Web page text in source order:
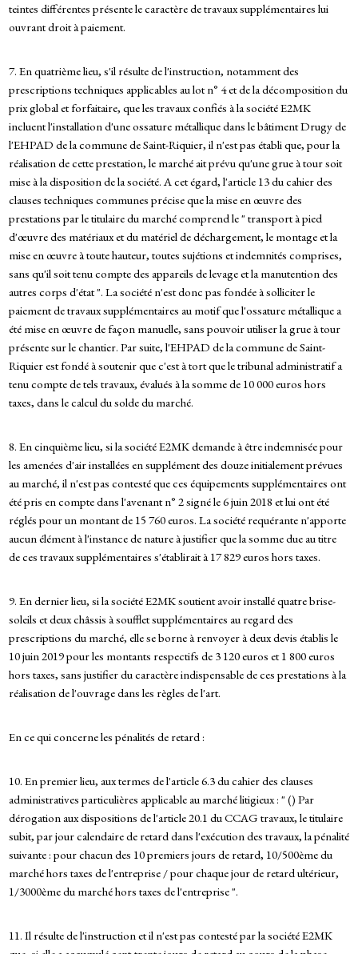
teintes différentes présente le caractère de travaux supplémentaires lui
ouvrant droit à paiement.
7. En quatrième lieu, s'il résulte de l'instruction, notamment des
prescriptions techniques applicables au lot n° 4 et de la décomposition du
prix global et forfaitaire, que les travaux confiés à la société E2MK
incluent l'installation d'une ossature métallique dans le bâtiment Drugy de
l'EHPAD de la commune de Saint-Riquier, il n'est pas établi que, pour la
réalisation de cette prestation, le marché ait prévu qu'une grue à tour soit
mise à la disposition de la société. A cet égard, l'article 13 du cahier des
clauses techniques communes précise que la mise en œuvre des
prestations par le titulaire du marché comprend le " transport à pied
d'œuvre des matériaux et du matériel de déchargement, le montage et la
mise en œuvre à toute hauteur, toutes sujétions et indemnités comprises,
sans qu'il soit tenu compte des appareils de levage et la manutention des
autres corps d'état ". La société n'est donc pas fondée à solliciter le
paiement de travaux supplémentaires au motif que l'ossature métallique a
été mise en œuvre de façon manuelle, sans pouvoir utiliser la grue à tour
présente sur le chantier. Par suite, l'EHPAD de la commune de Saint-
Riquier est fondé à soutenir que c'est à tort que le tribunal administratif a
tenu compte de tels travaux, évalués à la somme de 10 000 euros hors
taxes, dans le calcul du solde du marché.
8. En cinquième lieu, si la société E2MK demande à être indemnisée pour
les amenées d'air installées en supplément des douze initialement prévues
au marché, il n'est pas contesté que ces équipements supplémentaires ont
été pris en compte dans l'avenant n° 2 signé le 6 juin 2018 et lui ont été
réglés pour un montant de 15 760 euros. La société requérante n'apporte
aucun élément à l'instance de nature à justifier que la somme due au titre
de ces travaux supplémentaires s'établirait à 17 829 euros hors taxes.
9. En dernier lieu, si la société E2MK soutient avoir installé quatre brise-
soleils et deux châssis à soufflet supplémentaires au regard des
prescriptions du marché, elle se borne à renvoyer à deux devis établis le
10 juin 2019 pour les montants respectifs de 3 120 euros et 1 800 euros
hors taxes, sans justifier du caractère indispensable de ces prestations à la
réalisation de l'ouvrage dans les règles de l'art.
En ce qui concerne les pénalités de retard :
10. En premier lieu, aux termes de l'article 6.3 du cahier des clauses
administratives particulières applicable au marché litigieux : " () Par
dérogation aux dispositions de l'article 20.1 du CCAG travaux, le titulaire
subit, par jour calendaire de retard dans l'exécution des travaux, la pénalité
suivante : pour chacun des 10 premiers jours de retard, 10/500ème du
marché hors taxes de l'entreprise / pour chaque jour de retard ultérieur,
1/3000ème du marché hors taxes de l'entreprise ".
11. Il résulte de l'instruction et il n'est pas contesté par la société E2MK